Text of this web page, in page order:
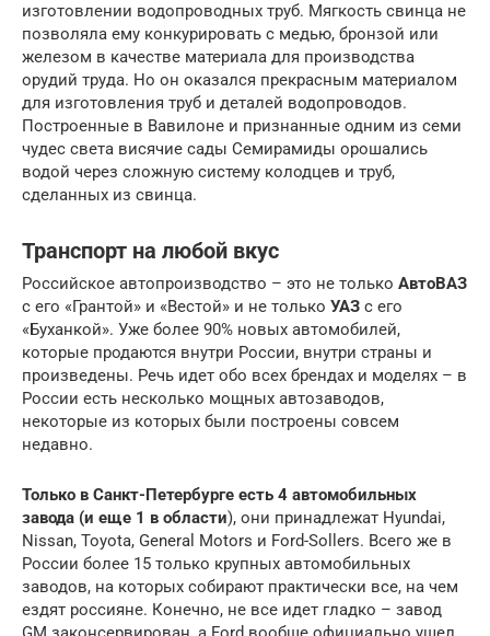
изготовлении водопроводных труб. Мягкость свинца не
позволяла ему конкурировать с медью, бронзой или
железом в качестве материала для производства
орудий труда. Но он оказался прекрасным материалом
для изготовления труб и деталей водопроводов.
Построенные в Вавилоне и признанные одним из семи
чудес света висячие сады Семирамиды орошались
водой через сложную систему колодцев и труб,
сделанных из свинца.
Транспорт на любой вкус
Российское автопроизводство – это не только АвтоВАЗ
с его «Грантой» и «Вестой» и не только УАЗ с его
«Буханкой». Уже более 90% новых автомобилей,
которые продаются внутри России, внутри страны и
произведены. Речь идет обо всех брендах и моделях – в
России есть несколько мощных автозаводов,
некоторые из которых были построены совсем
недавно.
Только в Санкт-Петербурге есть 4 автомобильных
завода (и еще 1 в области), они принадлежат Hyundai,
Nissan, Toyota, General Motors и Ford-Sollers. Всего же в
России более 15 только крупных автомобильных
заводов, на которых собирают практически все, на чем
ездят россияне. Конечно, не все идет гладко – завод